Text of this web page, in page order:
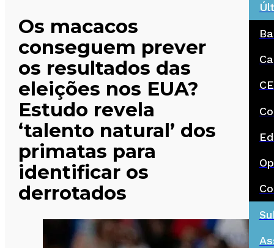
Os macacos
conseguem prever
os resultados das
eleições nos EUA?
Estudo revela
‘talento natural’ dos
primatas para
identificar os
derrotados